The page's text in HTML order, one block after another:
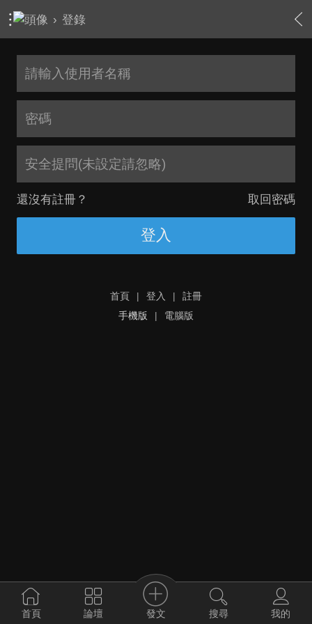
› 登錄
安全提問(未設定請忽略)
還沒有註冊？ 取回密碼
登入
首頁 | 登入 |
註冊
手機版
| 電腦版
首頁 論壇 發文 搜尋 我的